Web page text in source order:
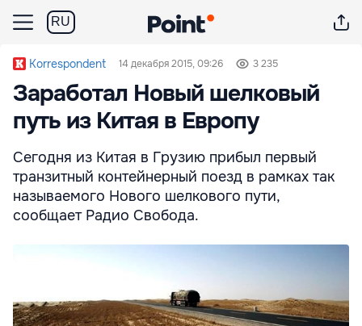
RU
Korrespondent 14 декабря 2015, 09:26 3 235
Заработал Новый шелковый
путь из Китая в Европу
Сегодня из Китая в Грузию прибыл первый
транзитный контейнерный поезд в рамках так
называемого Нового шелкового пути,
сообщает Радио Свобода.